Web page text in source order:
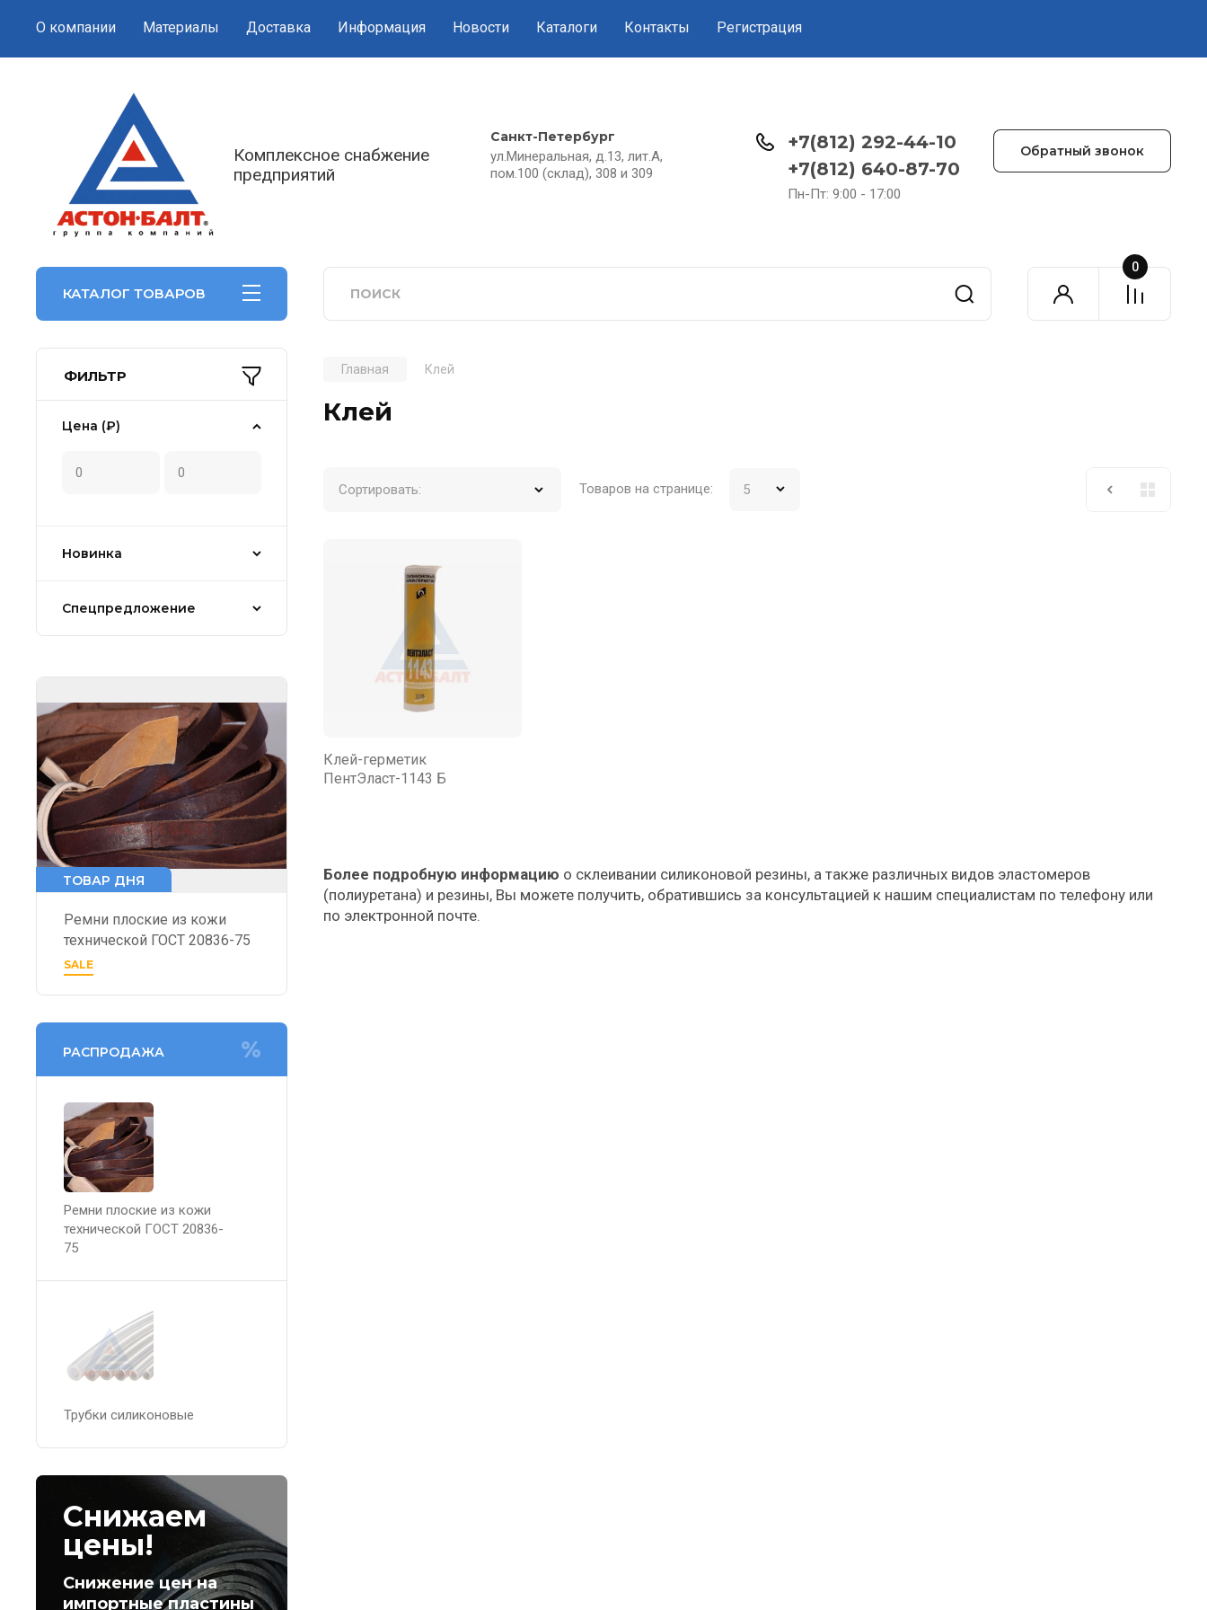
О компании Материалы Доставка Информация Новости Каталоги Контакты Регистрация
Комплексное снабжение
предприятий
Санкт-Петербург
ул.Минеральная, д.13, лит.А,
пом.100 (склад), 308 и 309
+7(812) 292-44-10
+7(812) 640-87-70
Пн-Пт: 9:00 - 17:00
Обратный звонок
КАТАЛОГ ТОВАРОВ
0
ФИЛЬТР
Цена (₽)
Новинка
Спецпредложение
ТОВАР ДНЯ
Ремни плоские из кожи
технической ГОСТ 20836-75
SALE
РАСПРОДАЖА
Ремни плоские из кожи
технической ГОСТ 20836-
75
Трубки силиконовые
Снижаем
цены!
Снижение цен на
импортные пластины
Главная Клей
Клей
Сортировать: Товаров на странице:
Клей-герметик
ПентЭласт-1143 Б
Более подробную информацию о склеивании силиконовой резины, а также различных видов эластомеров
(полиуретана) и резины, Вы можете получить, обратившись за консультацией к нашим специалистам по телефону или
по электронной почте.